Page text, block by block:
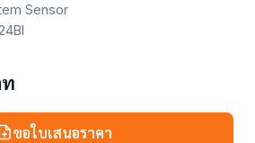
Sensor
ขอใบเสนอราคา